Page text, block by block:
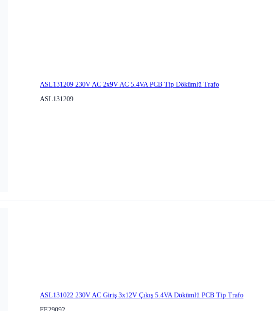
ASL131209 230V AC 2x9V AC 5.4VA PCB Tip Dökümlü Trafo
ASL131209
ASL131022 230V AC Giriş 3x12V Çıkış 5.4VA Dökümlü PCB Tip Trafo